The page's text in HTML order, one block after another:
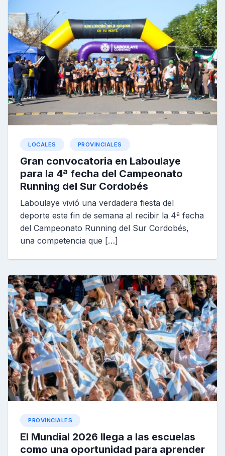
LOCALES PROVINCIALES
Gran convocatoria en Laboulaye
para la 4ª fecha del Campeonato
Running del Sur Cordobés
Laboulaye vivió una verdadera fiesta del
deporte este fin de semana al recibir la 4ª fecha
del Campeonato Running del Sur Cordobés,
una competencia que […]
PROVINCIALES
El Mundial 2026 llega a las escuelas
como una oportunidad para aprender